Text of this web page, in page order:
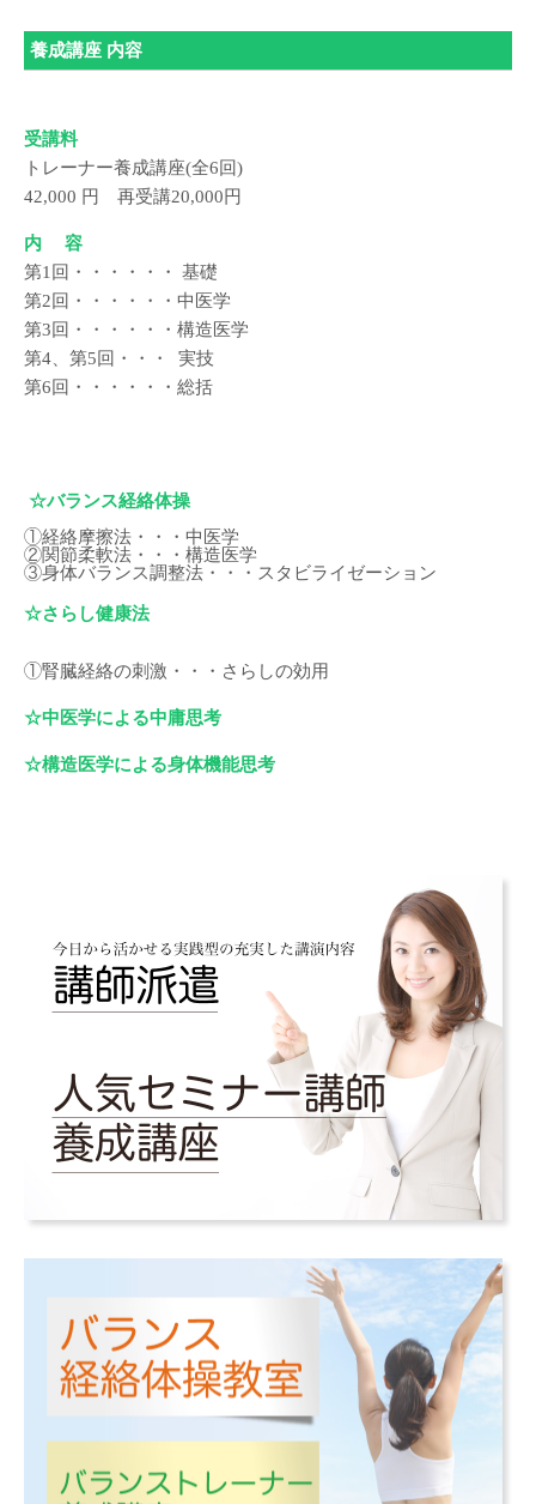
養成講座 内容
受講料
トレーナー養成講座(全6回)
42,000 円 再受講20,000円
内 容
第1回・・・・・・ 基礎
第2回・・・・・・中医学
第3回・・・・・・構造医学
第4、第5回・・・ 実技
第6回・・・・・・総括
☆バランス経絡体操
①経絡摩擦法・・・中医学
②関節柔軟法・・・構造医学
③身体バランス調整法・・・スタビライゼーション
☆さらし健康法
①腎臓経絡の刺激・・・さらしの効用
☆中医学による中庸思考
☆構造医学による身体機能思考